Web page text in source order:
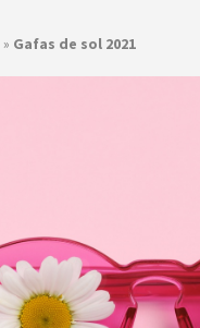
» Gafas de sol 2021